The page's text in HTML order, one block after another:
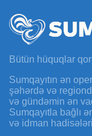
Bütün hüquqlar
Sumqayıtın ən
şəhərdə və
və gündəmin ən
Sumqayıtla bağlı
və idman